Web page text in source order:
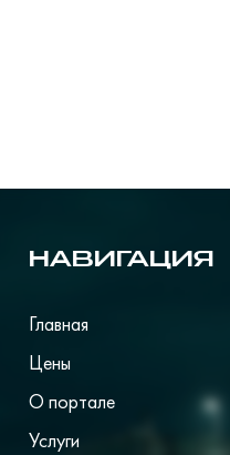
НАВИГАЦИЯ
Главная
Цены
О портале
Услуги